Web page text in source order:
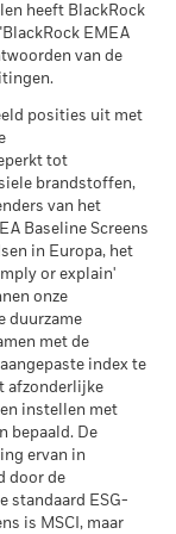
resultaten in het
zijn geen
Het beleid
te
Dit betekent dat
openbaar
de loop der tijd
de lener zijn
geven, niet kan
onderpand lager
effecten.
na aftrek van
jaar
na aftrek van
terugkrijgen in
156,37
> 2,5 - 3,0 °C
97,76
1.329
0,00%
0,00%
4,85%
van
voor
gerapporteerd
heeft BlackRock
EMEA
van de
posities uit met
tot
brandstoffen,
van het
Baseline Screens
in Europa, het
or explain'
onze
duurzame
met de
index te
afzonderlijke
instellen met
bepaald. De
ervan in
door de
standaard ESG-
is MSCI, maar